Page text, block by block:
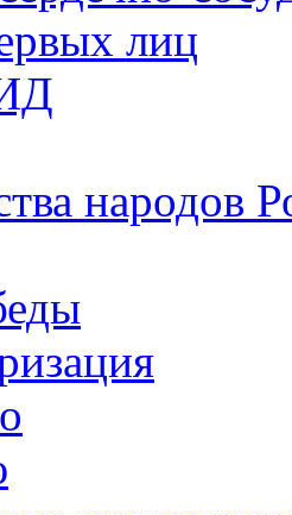
лиц
народов